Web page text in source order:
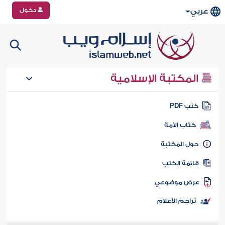
عربي دخول
المكتبة الإسلامية
كتب PDF
كتاب الأمة
المكتبة
الكتب
موضوعي